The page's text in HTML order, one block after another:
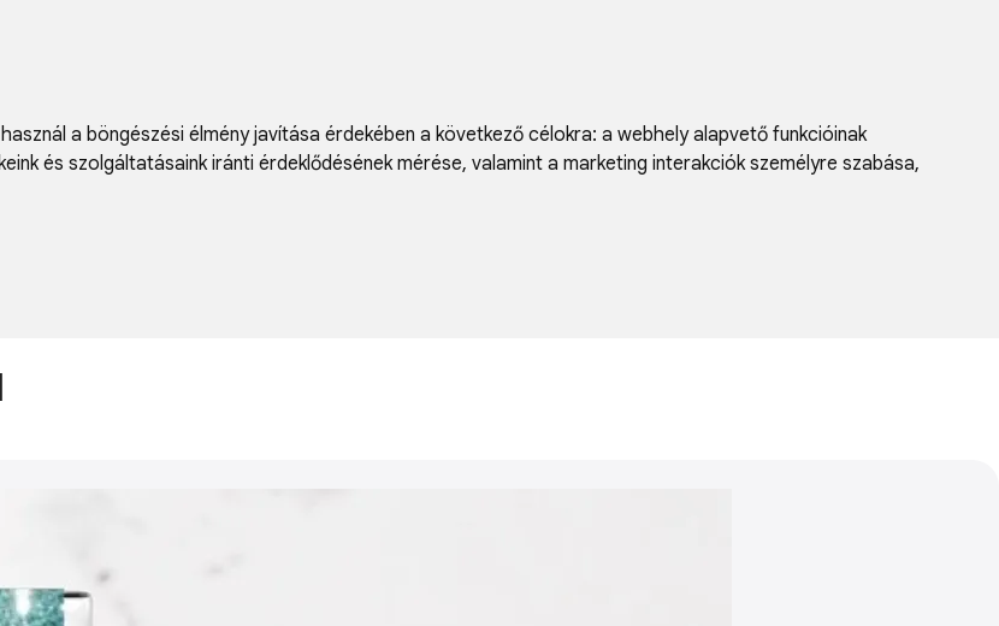
a böngészési élmény javítása érdekében a következő célokra: a webhely alapvető funkcióinak
és szolgáltatásaink iránti érdeklődésének mérése, valamint a marketing interakciók személyre szabása,